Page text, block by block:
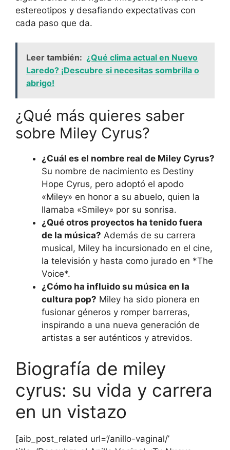
estereotipos y desafiando expectativas con
cada paso que da.
Leer también: ¿Qué clima actual en Nuevo
Laredo? ¡Descubre si necesitas sombrilla o
abrigo!
¿Qué más quieres saber
sobre Miley Cyrus?
¿Cuál es el nombre real de Miley Cyrus?
Su nombre de nacimiento es Destiny
Hope Cyrus, pero adoptó el apodo
«Miley» en honor a su abuelo, quien la
llamaba «Smiley» por su sonrisa.
¿Qué otros proyectos ha tenido fuera
de la música? Además de su carrera
musical, Miley ha incursionado en el cine,
la televisión y hasta como jurado en *The
Voice*.
¿Cómo ha influido su música en la
cultura pop? Miley ha sido pionera en
fusionar géneros y romper barreras,
inspirando a una nueva generación de
artistas a ser auténticos y atrevidos.
Biografía de miley
cyrus: su vida y carrera
en un vistazo
[aib_post_related url=’/anillo-vaginal/’